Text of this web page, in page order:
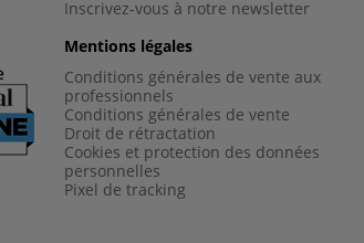
Inscrivez-vous à notre newsletter
Mentions légales
Conditions générales de vente aux
professionnels
Conditions générales de vente
Droit de rétractation
Cookies et protection des données
personnelles
Pixel de tracking